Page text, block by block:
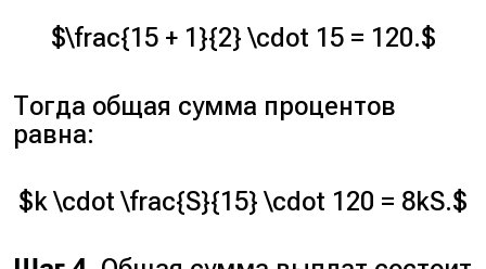
$\frac{15 + 1}{2} \cdot 15 = 120.$
Тогда общая сумма процентов
равна:
$k \cdot \frac{S}{15} \cdot 120 = 8kS.$